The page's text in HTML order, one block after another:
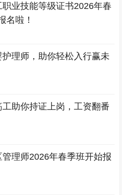
职业技能等级证书2026年春
名啦！
护理师，助你轻松入行赢未
工助你持证上岗，工资翻番
管理师2026年春季班开始报